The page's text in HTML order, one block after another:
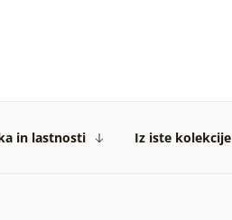
in lastnosti Iz iste kolekcije